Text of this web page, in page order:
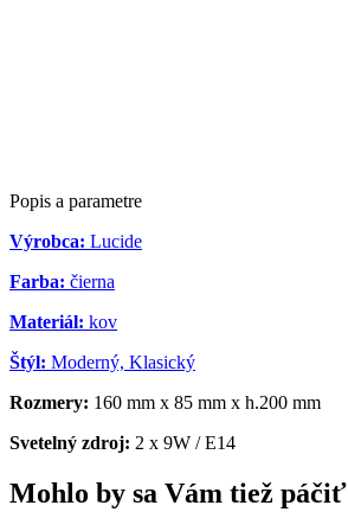
Popis a parametre
Výrobca: Lucide
Farba: čierna
Materiál: kov
Štýl: Moderný, Klasický
Rozmery: 160 mm x 85 mm x h.200 mm
Svetelný zdroj: 2 x 9W / E14
Mohlo by sa Vám tiež páčiť